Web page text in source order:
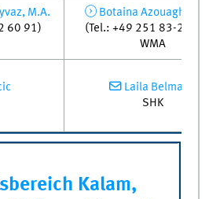
M.A.
60 91)
Botaina Azouaghe,
(Tel.: +49 251 83-2 61
WMA
Laila Belmaati
SHK
Kalam,